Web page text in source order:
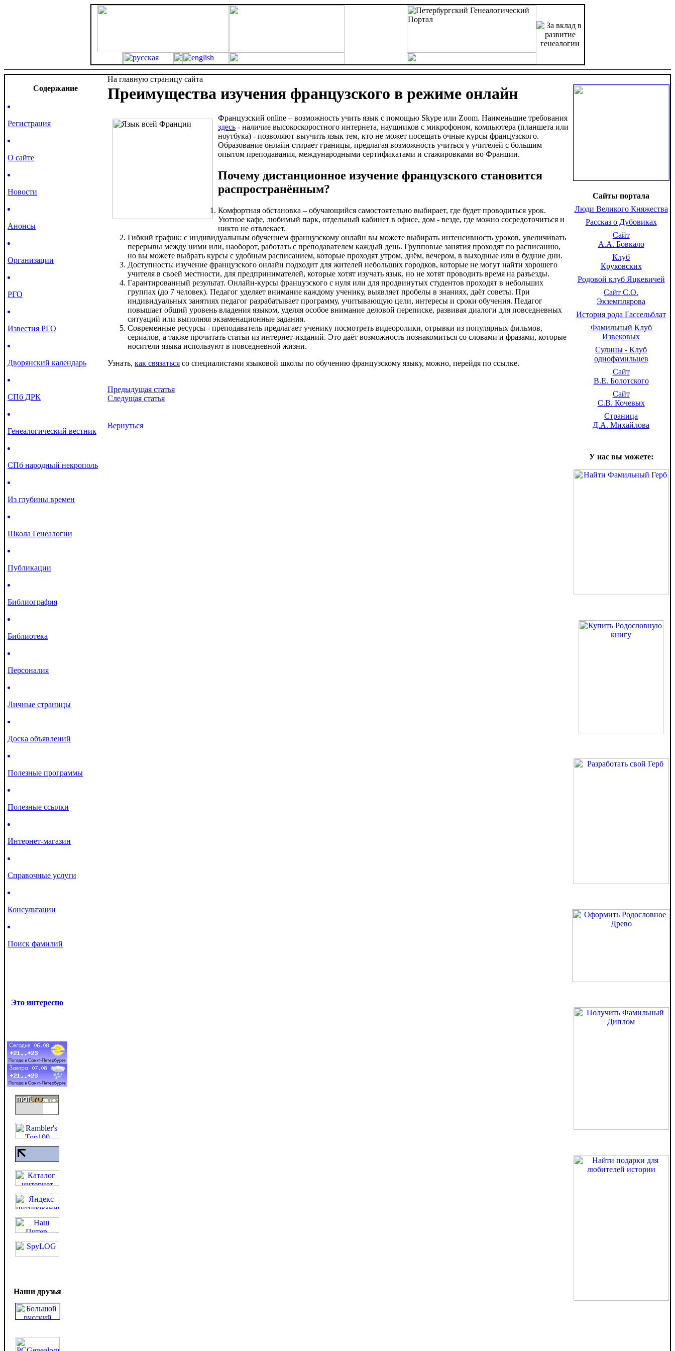
Cодержание
Регистрация
О сайте
Новости
Анонсы
Организации
РГО
Известия РГО
Дворянский календарь
СПб ДРК
Генеалогический вестник
СПб народный некрополь
Из глубины времен
Школа Генеалогии
Публикации
Библиография
Библиотека
Персоналия
Личные страницы
Доска объявлений
Полезные программы
Полезные ссылки
Интернет-магазин
Справочные услуги
Консультации
Поиск фамилий
Это интересно
Наши друзья
На главную страницу сайта
Преимущества изучения французского в режиме онлайн
Французский online – возможность учить язык с помощью Skype или Zoom. Наименьшие требования
здесь - наличие высокоскоростного интернета, наушников с микрофоном, компьютера (планшета или
ноутбука) - позволяют выучить язык тем, кто не может посещать очные курсы французского.
Образование онлайн стирает границы, предлагая возможность учиться у учителей с большим
опытом преподавания, международными сертификатами и стажировками во Франции.
Почему дистанционное изучение французского становится
распространённым?
Комфортная обстановка – обучающийся самостоятельно выбирает, где будет проводиться урок.
Уютное кафе, любимый парк, отдельный кабинет в офисе, дом - везде, где можно сосредоточиться и
никто не отвлекает.
Гибкий график: с индивидуальным обучением французскому онлайн вы можете выбирать интенсивность уроков, увеличивать
перерывы между ними или, наоборот, работать с преподавателем каждый день. Групповые занятия проходят по расписанию,
но вы можете выбрать курсы с удобным расписанием, которые проходят утром, днём, вечером, в выходные или в будние дни.
Доступность: изучение французского онлайн подходит для жителей небольших городков, которые не могут найти хорошего
учителя в своей местности, для предпринимателей, которые хотят изучать язык, но не хотят проводить время на разъезды.
Гарантированный результат. Онлайн-курсы французского с нуля или для продвинутых студентов проходят в небольших
группах (до 7 человек). Педагог уделяет внимание каждому ученику, выявляет пробелы в знаниях, даёт советы. При
индивидуальных занятиях педагог разрабатывает программу, учитывающую цели, интересы и сроки обучения. Педагог
повышает общий уровень владения языком, уделяя особое внимание деловой переписке, развивая диалоги для повседневных
ситуаций или выполняя экзаменационные задания.
Современные ресурсы - преподаватель предлагает ученику посмотреть видеоролики, отрывки из популярных фильмов,
сериалов, а также прочитать статьи из интернет-изданий. Это даёт возможность познакомиться со словами и фразами, которые
носители языка используют в повседневной жизни.
Узнать, как связаться со специалистами языковой школы по обучению французскому языку, можно, перейдя по ссылке.
Предыдущая статья
Следущая статья
Вернуться
Сайты портала
Люди Великого Княжества
Рассказ о Дубовиках
Сайт
А.А. Бовкало
Клуб
Круковских
Родовой клуб Яцкевичей
Сайт С.О.
Экземплярова
История рода Гассельблат
Фамильный Клуб
Извековых
Сулины - Клуб
однофамильцев
Сайт
В.Е. Болотского
Сайт
С.В. Кочевых
Страница
Д.А. Михайлова
У нас вы можете: